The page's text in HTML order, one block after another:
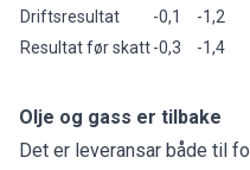
Driftsresultat
-0,1
-1,2
Resultat før skatt-0,3 -1,4
Olje og gass er tilbake
Det er leveransar både til